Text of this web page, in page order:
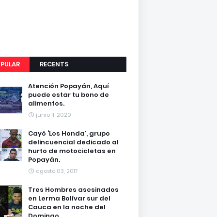
RECENTS
Atención Popayán, Aquí
puede estar tu bono de
alimentos.
junio 11, 2020
Cayó ‘Los Honda’, grupo
delincuencial dedicado al
hurto de motocicletas en
Popayán.
agosto 03, 2017
Tres Hombres asesinados
en Lerma Bolívar sur del
Cauca en la noche del